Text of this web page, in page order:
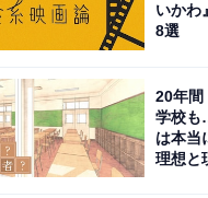
14 5440 Core i5
ルー Windows 11 Home 日
Amazonで見る
いかわ
8選
20年間
学校も
は本当
理想と